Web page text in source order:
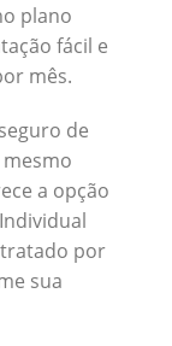
plano
fácil e
mês.
de
a opção
por
sua